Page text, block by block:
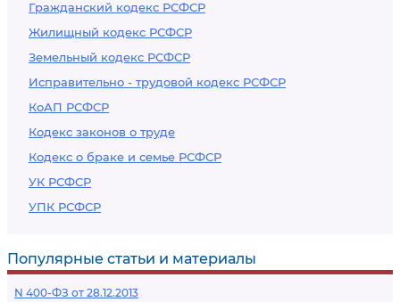
Гражданский кодекс РСФСР
Жилищный кодекс РСФСР
Земельный кодекс РСФСР
Исправительно - трудовой кодекс РСФСР
КоАП РСФСР
Кодекс законов о труде
Кодекс о браке и семье РСФСР
УК РСФСР
УПК РСФСР
Популярные статьи и материалы
N 400-ФЗ от 28.12.2013